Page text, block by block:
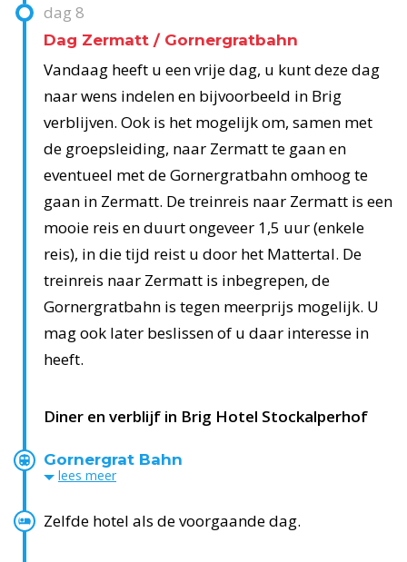
dag 8
Dag Zermatt / Gornergratbahn
Vandaag heeft u een vrije dag, u kunt deze dag
naar wens indelen en bijvoorbeeld in Brig
verblijven. Ook is het mogelijk om, samen met
de groepsleiding, naar Zermatt te gaan en
eventueel met de Gornergratbahn omhoog te
gaan in Zermatt. De treinreis naar Zermatt is een
mooie reis en duurt ongeveer 1,5 uur (enkele
reis), in die tijd reist u door het Mattertal. De
treinreis naar Zermatt is inbegrepen, de
Gornergratbahn is tegen meerprijs mogelijk. U
mag ook later beslissen of u daar interesse in
heeft.
Diner en verblijf in Brig Hotel Stockalperhof
Gornergrat Bahn
lees meer
Zelfde hotel als de voorgaande dag.